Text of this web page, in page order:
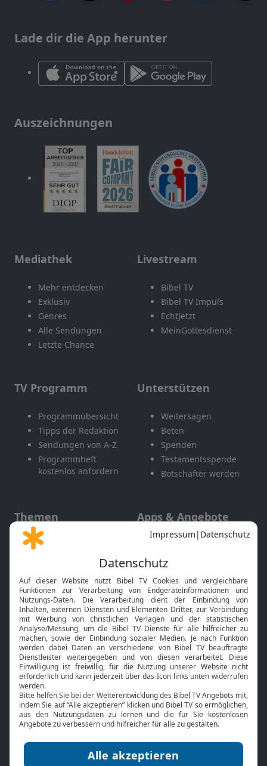
Lade dir die App herunter
Auszeichnungen
Mediathek
Mehr entdecken
Exklusiv
Genres
Alle Sendungen
Letzte Chance
Livestream
Bibel TV
Bibel TV Impuls
EchtJetzt
MeinGottesdienst
TV Programm
Programmübersicht
Tipps der Redaktion
Sendungen von A-Z
Programmheft
kostenlos anfordern
Unterstützen
Weitersagen
Beten
Spenden
Testamentsspende
Botschafter werden
Themen
Gott und Bibel erklärt
Neuigkeiten
Apps & Angebote
Mobile App
Smart TV
HbbTV
Bibelthek Online-Bibel
Nächster Gottesdienst
Bibel TV
Über uns
Jobs
Mediadaten
Service
Kontakt
TV-Empfang